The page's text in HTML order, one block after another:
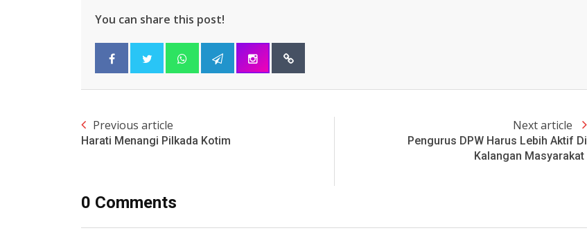
You can share this post!
Previous article
Harati Menangi Pilkada Kotim
Next article
Pengurus DPW Harus Lebih Aktif Di
Kalangan Masyarakat
0 Comments